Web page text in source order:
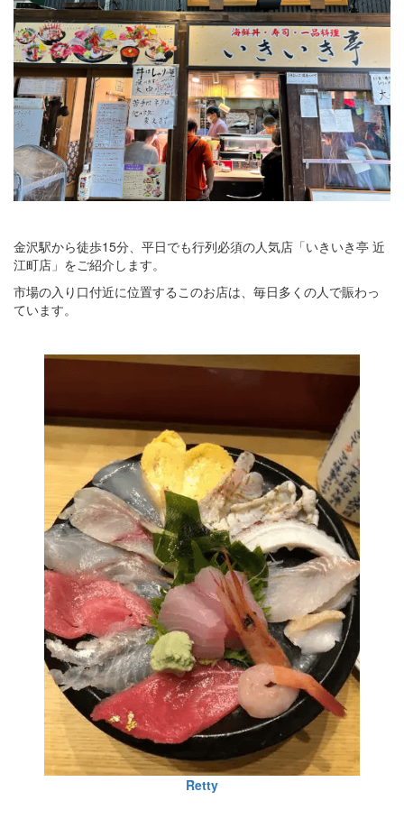
金沢駅から徒歩15分、平日でも行列必須の人気店「いきいき亭 近
江町店」をご紹介します。
市場の入り口付近に位置するこのお店は、毎日多くの人で賑わっ
ています。
Retty